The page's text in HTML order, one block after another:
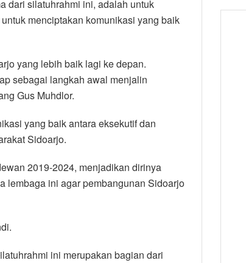
dari silatuhrahmi ini, adalah untuk
menciptakan komunikasi yang baik
yang lebih baik lagi ke depan.
sebagai langkah awal menjalin
Gus Muhdlor.
yang baik antara eksekutif dan
Sidoarjo.
2019-2024, menjadikan dirinya
lembaga ini agar pembangunan Sidoarjo
ini merupakan bagian dari